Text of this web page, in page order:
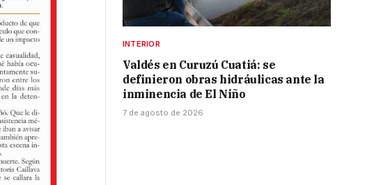
INTERIOR
Valdés en Curuzú Cuatiá: se
definieron obras hidráulicas ante la
inminencia de El Niño
7 de agosto de 2026